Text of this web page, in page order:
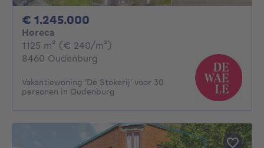
€ 1.245.000
Horeca
1125 m² vierkante meters
(€ 240/m²)
8460 Oudenburg
Vakantiewoning 'De Stokerij' voor 30
personen in Oudenburg